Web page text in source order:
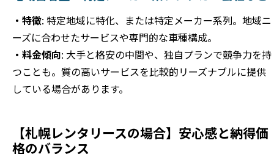
・特徴: 特定地域に特化、または特定メーカー系列。地域ニ
ーズに合わせたサービスや専門的な車種構成。
・料金傾向: 大手と格安の中間や、独自プランで競争力を持
つことも。質の高いサービスを比較的リーズナブルに提供
している場合があります。
【札幌レンタリースの場合】安心感と納得価
格のバランス